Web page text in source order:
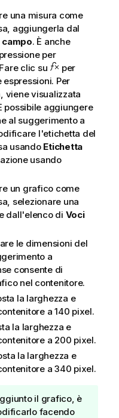
una misura come
aggiungerla dal
campo. È anche
per
clic su
per
Per
viene visualizzata
possibile aggiungere
al suggerimento a
l'etichetta del
usando Etichetta
usando
un grafico come
selezionare una
dall'elenco di Voci
le dimensioni del
a
consente di
nel contenitore.
la larghezza e
a 140 pixel.
la larghezza e
a 200 pixel.
la larghezza e
a 340 pixel.
il grafico, è
facendo